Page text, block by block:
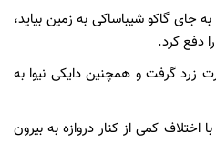
به جای گاکو شیباساکی به زمین بیاید،
دفع کرد.
کارت زرد گرفت و همچنین دایکی نیوا به
با اختلاف کمی از کنار دروازه به بیرون